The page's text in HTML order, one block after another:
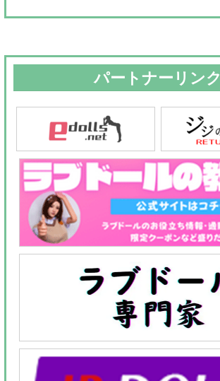
パートナーリンク